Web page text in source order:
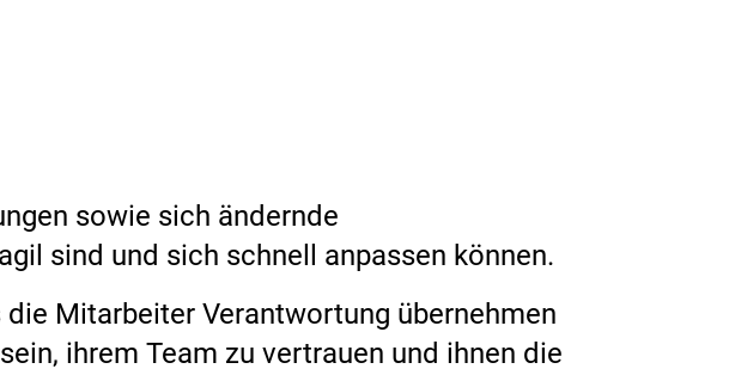
sowie sich ändernde
sind und sich schnell anpassen können.
Mitarbeiter Verantwortung übernehmen
ihrem Team zu vertrauen und ihnen die